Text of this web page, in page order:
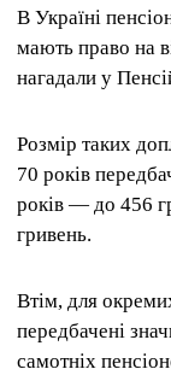
В Україні
мають право на
нагадали у
Розмір таких
70 років
років — до 456
гривень.
Втім, для
передбачені
самотніх